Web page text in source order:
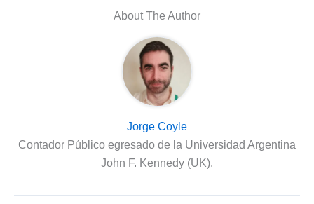
About The Author
Jorge Coyle
Contador Público egresado de la Universidad Argentina
John F. Kennedy (UK).